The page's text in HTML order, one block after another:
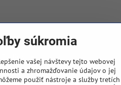
01 Košice
súkromia
vašej návštevy tejto webovej
a zhromažďovanie údajov o jej
použiť nástroje a služby tretích